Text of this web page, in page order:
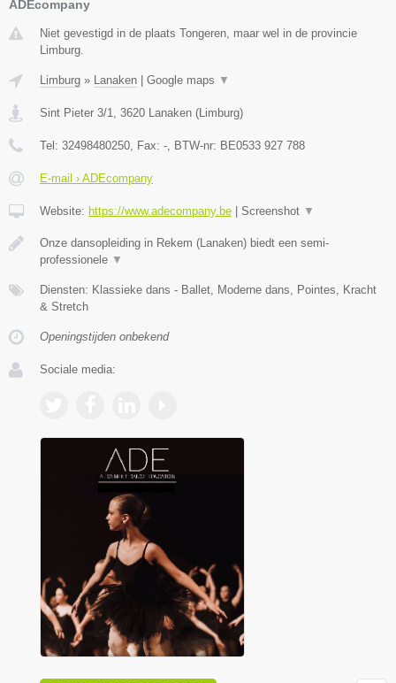
ADEcompany
Niet gevestigd in de plaats Tongeren, maar wel in de provincie
Limburg.
Limburg » Lanaken | Google maps ▼
Sint Pieter 3/1 3620 Lanaken (Limburg)
Tel: 32498480250 , Fax: - , BTW-nr: BE0533 927 788
E-mail › ADEcompany
Website: https://www.adecompany.be | Screenshot ▼
Onze dansopleiding in Rekem (Lanaken) biedt een semi-
professionele ▼
Diensten: Klassieke dans - Ballet, Moderne dans, Pointes, Kracht
& Stretch
Openingstijden onbekend
Sociale media: